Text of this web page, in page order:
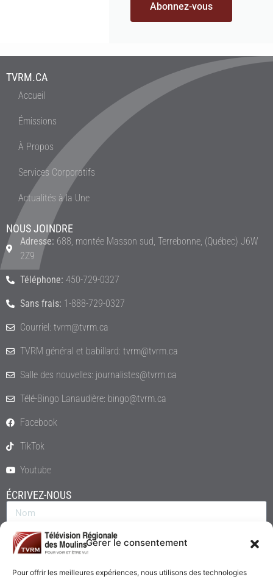
Gérer le consentement
Pour offrir les meilleures expériences, nous utilisons des technologies
Abonnez-vous
TVRM.CA
Accueil
Émissions
À Propos
Services Corporatifs
Actualités à la Une
NOUS JOINDRE
Adresse: 688, montée Masson sud, Terrebonne, (Québec) J6W
2Z9
Téléphone: 450-729-0327
Sans frais: 1-888-729-0327
Courriel: tvrm@tvrm.ca
TVRM général et babillard: tvrm@tvrm.ca
Salle des nouvelles: journalistes@tvrm.ca
Télé-Bingo Lanaudière: bingo@tvrm.ca
Facebook
TikTok
Youtube
ÉCRIVEZ-NOUS